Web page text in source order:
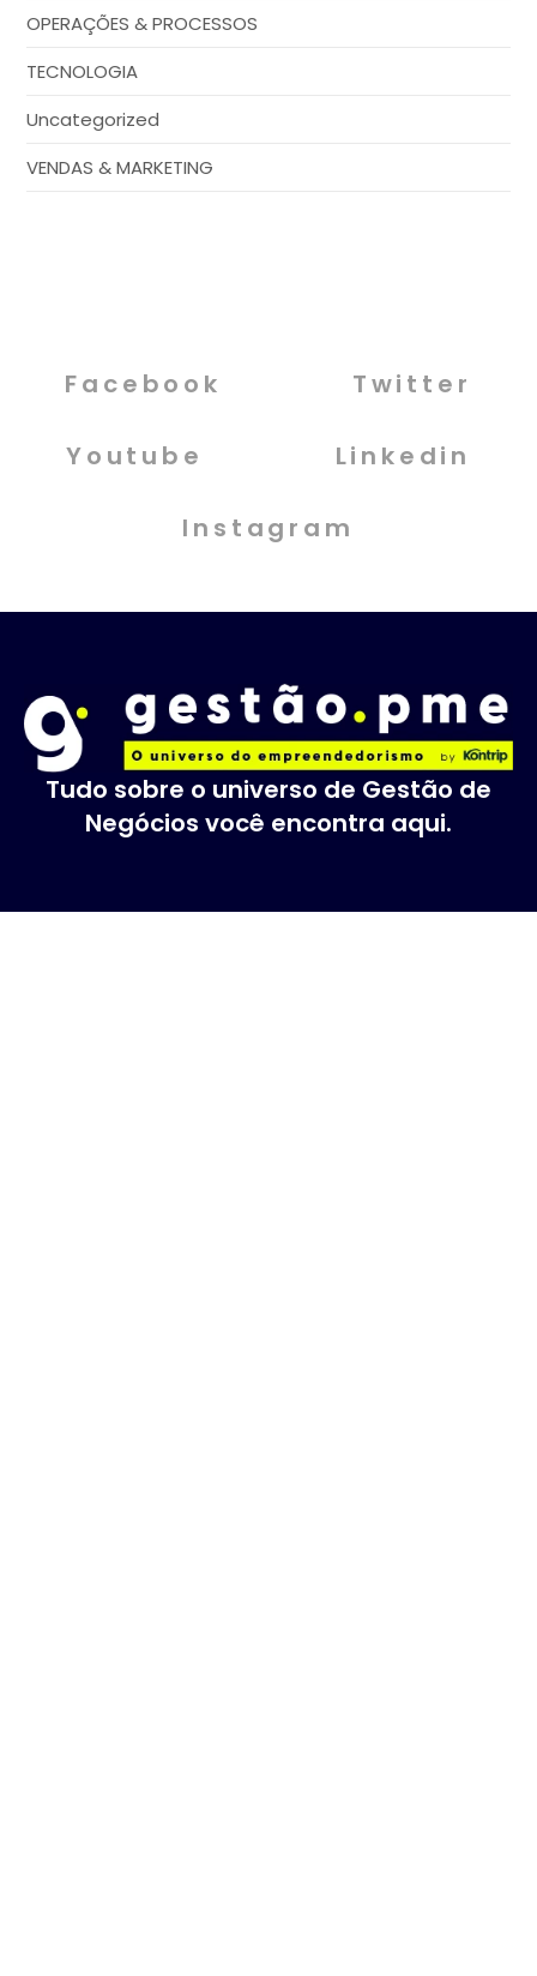
OPERAÇÕES & PROCESSOS
TECNOLOGIA
Uncategorized
VENDAS & MARKETING
Facebook Twitter
Youtube Linkedin
Instagram
Tudo sobre o universo de Gestão de
Negócios você encontra aqui.